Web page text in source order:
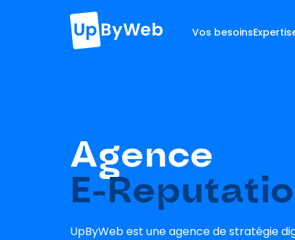
Vos besoins
Agence
E-
UpByWeb est une agence de stratégie